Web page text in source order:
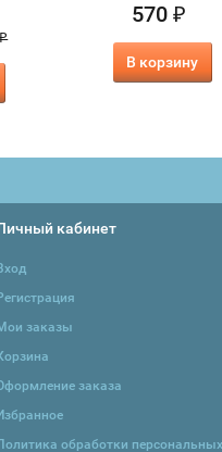
₽
570 ₽
В корзину
кабинет
заказы
заказа
обработки